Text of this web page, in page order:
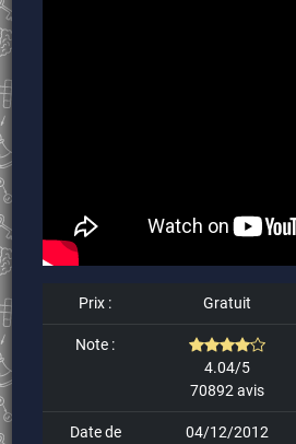
Prix : Gratuit
Note :
4.04/5
70892 avis
Date de
04/12/2012